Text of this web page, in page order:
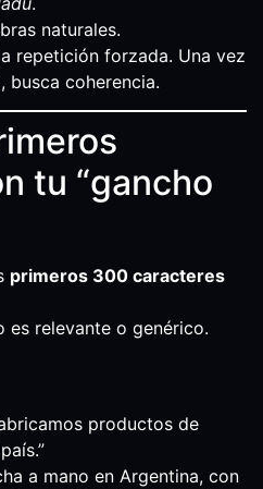
naturales.
repetición forzada. Una vez
busca coherencia.
tu “gancho
primeros 300 caracteres
es relevante o genérico.
productos de
a mano en Argentina, con